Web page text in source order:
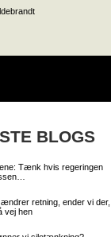
BLOGS
Tænk hvis regeringen
retning, ender vi der,
vej hen